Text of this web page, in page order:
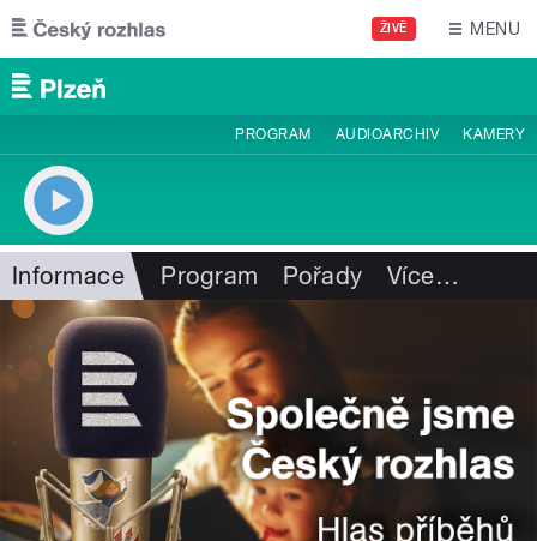
Přejít k hlavnímu obsahu
ŽIVĚ MENU
PROGRAM AUDIOARCHIV KAMERY
Informace Program Pořady Více…